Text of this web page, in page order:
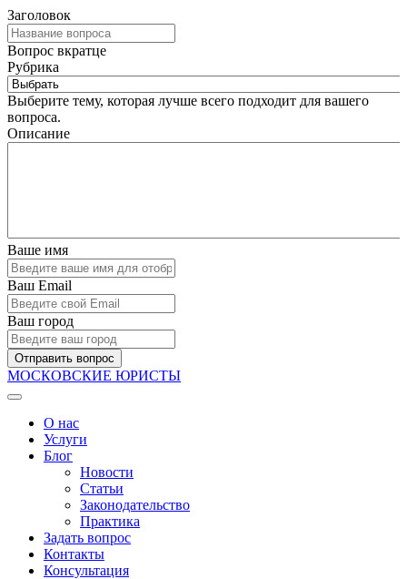
Заголовок
Вопрос вкратце
Рубрика
Выберите тему, которая лучше всего подходит для вашего
вопроса.
Описание
Ваше имя
Ваш Email
Ваш город
Отправить вопрос
МОСКОВСКИЕ ЮРИСТЫ
О нас
Услуги
Блог
Новости
Статьи
Законодательство
Практика
Задать вопрос
Контакты
Консультация